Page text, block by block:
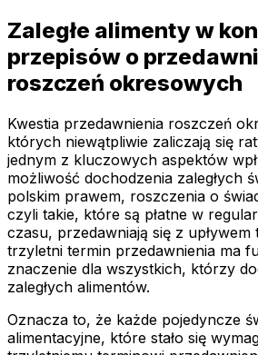
Zaległe alimenty w
przepisów o
roszczeń okresowych
Kwestia przedawnienia roszczeń
których niewątpliwie zaliczają się
jednym z kluczowych aspektów
możliwość dochodzenia zaległych
polskim prawem, roszczenia o
czyli takie, które są płatne w
czasu, przedawniają się z
trzyletni termin przedawnienia ma
znaczenie dla wszystkich, którzy
zaległych alimentów.
Oznacza to, że każde pojedyncze
alimentacyjne, które stało się